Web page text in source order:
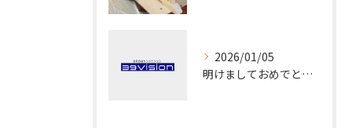
2026/01/05
明けましておめでとうございます！